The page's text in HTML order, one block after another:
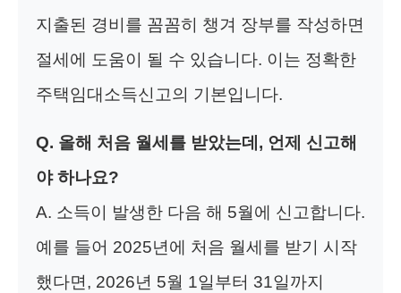
지출된 경비를 꼼꼼히 챙겨 장부를 작성하면
절세에 도움이 될 수 있습니다. 이는 정확한
주택임대소득신고의 기본입니다.
Q. 올해 처음 월세를 받았는데, 언제 신고해
야 하나요?
A. 소득이 발생한 다음 해 5월에 신고합니다.
예를 들어 2025년에 처음 월세를 받기 시작
했다면, 2026년 5월 1일부터 31일까지